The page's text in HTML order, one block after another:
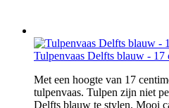
Tulpenvaas Delfts blauw -
Met een hoogte van 17
tulpenvaas. Tulpen zijn niet
Delfts blauw te stylen. Mooi